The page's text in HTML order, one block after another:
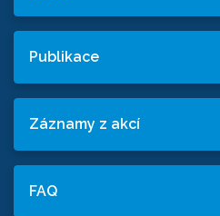
Publikace
Záznamy z akcí
FAQ